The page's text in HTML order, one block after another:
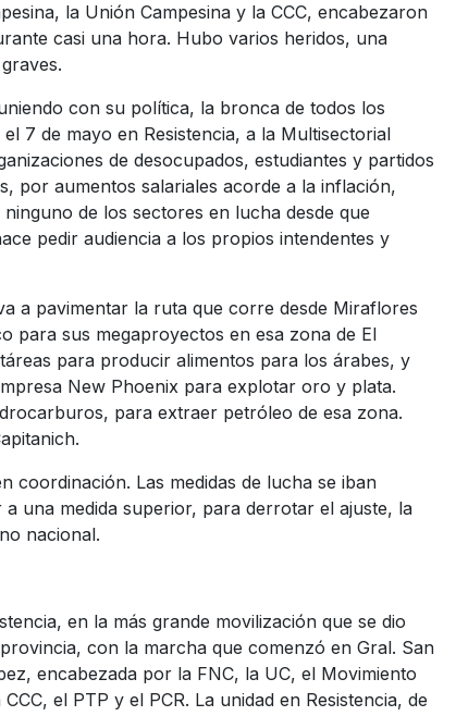
la Unión Campesina y la CCC, encabezaron
casi una hora. Hubo varios heridos, una
con su política, la bronca de todos los
7 de mayo en Resistencia, a la Multisectorial
de desocupados, estudiantes y partidos
por aumentos salariales acorde a la inflación,
de los sectores en lucha desde que
pedir audiencia a los propios intendentes y
a pavimentar la ruta que corre desde Miraflores
para sus megaproyectos en esa zona de El
para producir alimentos para los árabes, y
New Phoenix para explotar oro y plata.
para extraer petróleo de esa zona.
coordinación. Las medidas de lucha se iban
una medida superior, para derrotar el ajuste, la
nacional.
en la más grande movilización que se dio
con la marcha que comenzó en Gral. San
encabezada por la FNC, la UC, el Movimiento
el PTP y el PCR. La unidad en Resistencia, de